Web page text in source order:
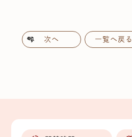
次へ 一覧へ戻る